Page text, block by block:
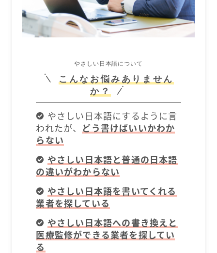
やさしい日本語について
こんなお悩みありません
か？
やさしい日本語にするように言
われたが、 どう書けばいいかわか
らない
やさしい日本語と普通の日本語
の違いがわからない
やさしい日本語を書いてくれる
業者を探している
やさしい日本語への書き換えと
医療監修ができる業者を探してい
る